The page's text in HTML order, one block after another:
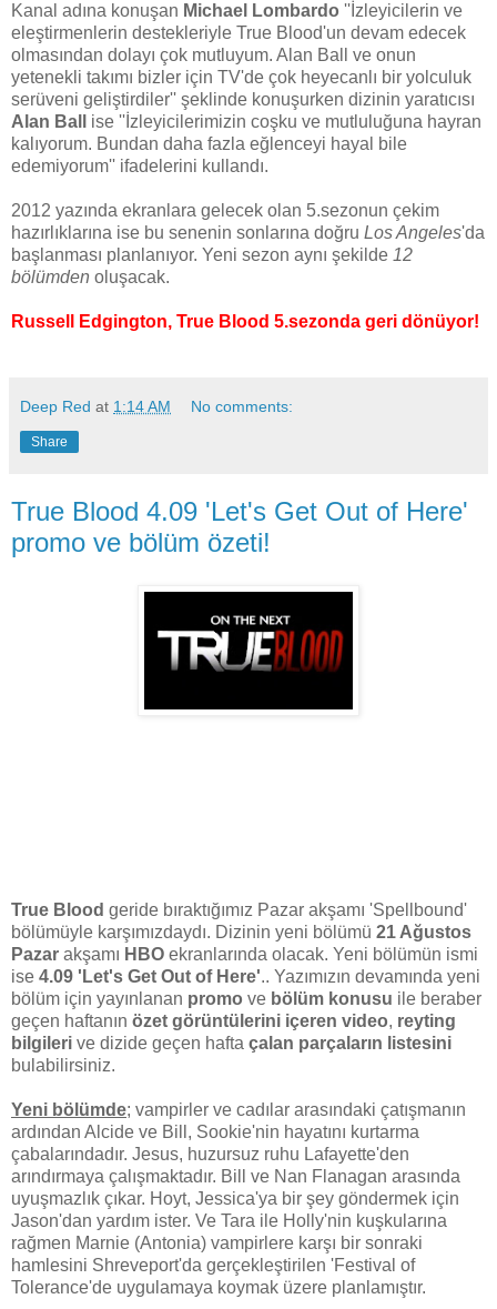
Kanal adına konuşan Michael Lombardo ''İzleyicilerin ve
eleştirmenlerin destekleriyle True Blood'un devam edecek
olmasından dolayı çok mutluyum. Alan Ball ve onun
yetenekli takımı bizler için TV'de çok heyecanlı bir yolculuk
serüveni geliştirdiler'' şeklinde konuşurken dizinin yaratıcısı
Alan Ball
ise ''İzleyicilerimizin coşku ve mutluluğuna hayran
kalıyorum. Bundan daha fazla eğlenceyi hayal bile
edemiyorum'' ifadelerini kullandı.
2012 yazında ekranlara gelecek olan 5.sezonun çekim
hazırlıklarına ise bu senenin sonlarına doğru Los Angeles'da
başlanması planlanıyor. Yeni sezon aynı şekilde 12
bölümden oluşacak.
Russell Edgington, True Blood 5.sezonda geri dönüyor!
Deep Red at 1:14 AM No comments:
Share
True Blood 4.09 'Let's Get Out of Here'
promo ve bölüm özeti!
True Blood geride bıraktığımız Pazar akşamı 'Spellbound'
bölümüyle karşımızdaydı. Dizinin yeni bölümü 21 Ağustos
Pazar akşamı HBO ekranlarında olacak. Yeni bölümün ismi
ise 4.09 'Let's Get Out of Here'.. Yazımızın devamında yeni
bölüm için yayınlanan promo ve bölüm konusu ile beraber
geçen haftanın özet görüntülerini içeren video, reyting
bilgileri ve dizide geçen hafta çalan parçaların listesini
bulabilirsiniz.
Yeni bölümde; vampirler ve cadılar arasındaki çatışmanın
ardından Alcide ve Bill, Sookie'nin hayatını kurtarma
çabalarındadır. Jesus, huzursuz ruhu Lafayette'den
arındırmaya çalışmaktadır. Bill ve Nan Flanagan arasında
uyuşmazlık çıkar. Hoyt, Jessica'ya bir şey göndermek için
Jason'dan yardım ister. Ve Tara ile Holly'nin kuşkularına
rağmen Marnie (Antonia) vampirlere karşı bir sonraki
hamlesini Shreveport'da gerçekleştirilen 'Festival of
Tolerance'de uygulamaya koymak üzere planlamıştır.